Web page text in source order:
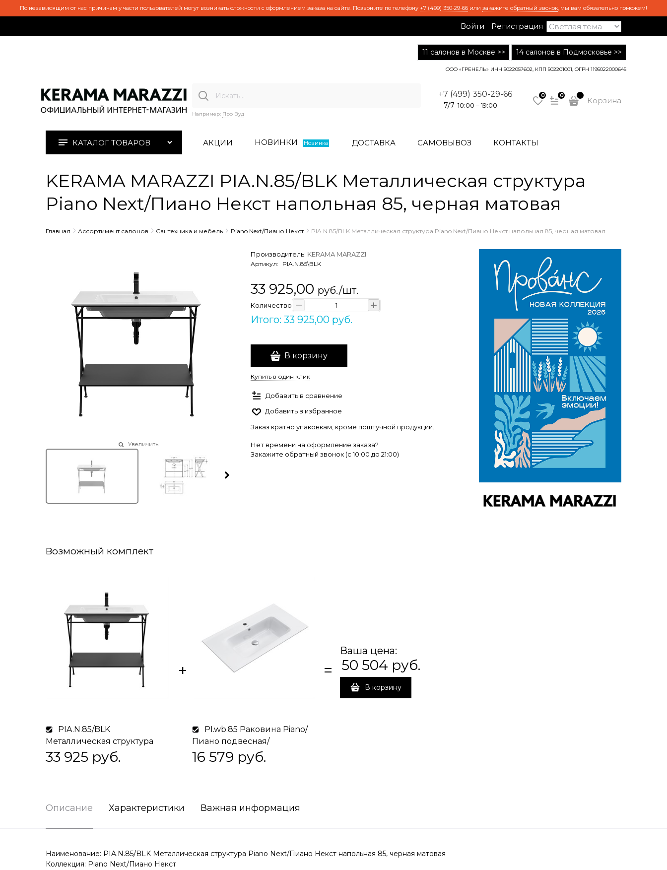
По независящим от нас причинам у части пользователей могут возникать сложности с оформлением заказа на сайте. Позвоните по телефону +7 (499) 350-29-66 или закажите обратный звонок, мы вам обязательно поможем!
Войти Регистрация
11 салонов в Москве >> 14 салонов в Подмосковье >>
ООО «ГРЕНЕЛЬ» ИНН 5022057602, КПП 502201001, ОГРН 1195022000645
Например: Про Вуд
+7 (499) 350-29-66
7/7 10:00 – 19:00
0 0
Корзина
КАТАЛОГ ТОВАРОВ АКЦИИ НОВИНКИ Новинка ДОСТАВКА САМОВЫВОЗ КОНТАКТЫ
KERAMA MARAZZI PIA.N.85/BLK Металлическая структура
Piano Next/Пиано Некст напольная 85, черная матовая
Главная Ассортимент салонов Сантехника и мебель Piano Next/Пиано Некст PIA.N.85/BLK Металлическая структура Piano Next/Пиано Некст напольная 85, черная матовая
Увеличить
Производитель: KERAMA MARAZZI
Артикул: PIA.N.85\BLK
33 925,00 руб./шт.
Количество
Итого: 33 925,00 руб.
В корзину
Купить в один клик
Добавить в сравнение
Добавить в избранное
Заказ кратно упаковкам, кроме поштучной продукции.
Нет времени на оформление заказа?
Закажите обратный звонок (c 10:00 до 21:00)
Возможный комплект
PIA.N.85/BLK
Металлическая структура
Piano Next/Пиано Некст
напольная 85, черная
33 925 руб.
PI.wb.85 Раковина Piano/
Пиано подвесная/
мебельная 85, белая
16 579 руб.
Ваша цена:
50 504 руб.
В корзину
Описание Характеристики Важная информация
Наименование: PIA.N.85/BLK Металлическая структура Piano Next/Пиано Некст напольная 85, черная матовая
Коллекция: Piano Next/Пиано Некст